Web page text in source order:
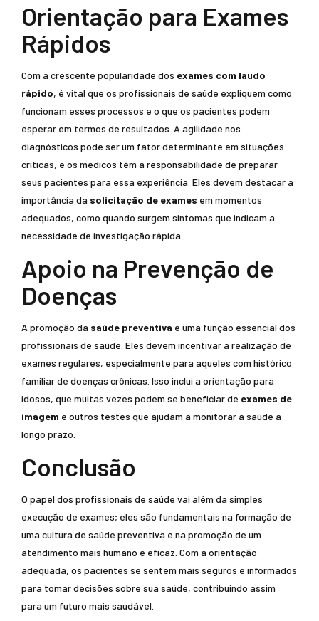
Orientação para Exames
Rápidos
Com a crescente popularidade dos exames com laudo
rápido, é vital que os profissionais de saúde expliquem como
funcionam esses processos e o que os pacientes podem
esperar em termos de resultados. A agilidade nos
diagnósticos pode ser um fator determinante em situações
críticas, e os médicos têm a responsabilidade de preparar
seus pacientes para essa experiência. Eles devem destacar a
importância da solicitação de exames em momentos
adequados, como quando surgem sintomas que indicam a
necessidade de investigação rápida.
Apoio na Prevenção de
Doenças
A promoção da saúde preventiva é uma função essencial dos
profissionais de saúde. Eles devem incentivar a realização de
exames regulares, especialmente para aqueles com histórico
familiar de doenças crônicas. Isso inclui a orientação para
idosos, que muitas vezes podem se beneficiar de exames de
imagem e outros testes que ajudam a monitorar a saúde a
longo prazo.
Conclusão
O papel dos profissionais de saúde vai além da simples
execução de exames; eles são fundamentais na formação de
uma cultura de saúde preventiva e na promoção de um
atendimento mais humano e eficaz. Com a orientação
adequada, os pacientes se sentem mais seguros e informados
para tomar decisões sobre sua saúde, contribuindo assim
para um futuro mais saudável.